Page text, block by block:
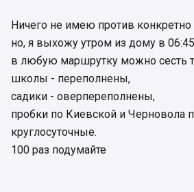
Ничего не имею против
но, я выхожу утром из дому в
в любую маршрутку можно сесть
школы - переполнены,
садики - оверпереполнены,
пробки по Киевской и Черновола
круглосуточные.
100 раз подумайте